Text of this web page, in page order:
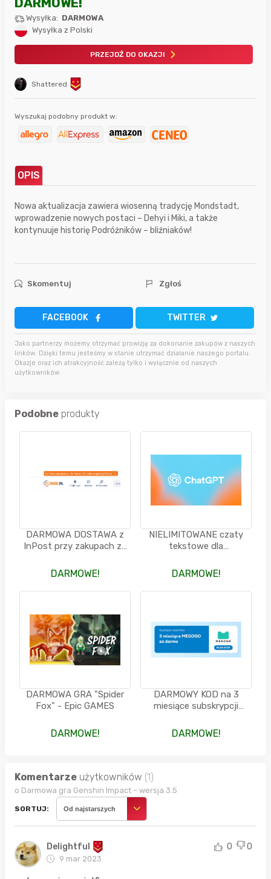
Shattered
Wysyłka: DARMOWA
Wysyłka z Polski
PRZEJDŹ DO OKAZJI
Wyszukaj podobny produkt w:
OPIS
Nowa aktualizacja zawiera wiosenną tradycję Mondstadt,
wprowadzenie nowych postaci – Dehyi i Miki, a także
kontynuuje historię Podróżników – bliźniaków!
Skomentuj Zgłoś
FACEBOOK TWITTER
Jako partnerzy możemy otrzymać prowizję za dokonanie zakupów z naszych
linków. Dzięki temu jesteśmy w stanie utrzymać działanie naszego portalu.
Okazje oraz ich atrakcyjność zależą tylko i wyłącznie od naszych
użytkowników.
Podobne produkty
DARMOWA DOSTAWA z
InPost przy zakupach za
DOZ
DARMOWE!
NIELIMITOWANE czaty
tekstowe dla
darmowej wersji ChatGTP
DARMOWE!
DARMOWA GRA "Spider
Fox" - Epic GAMES
DARMOWE!
DARMOWY KOD na 3
miesiące subskrypcji
SinseyPlus
DARMOWE!
Komentarze użytkowników (1)
o Darmowa gra Genshin Impact – wersja 3.5
SORTUJ: Od najstarszych
Delightful
9 mar 2023
0 0